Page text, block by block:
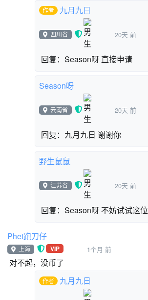
作者 九月九日
四川省 20天 前
回复：Season呀 直接申请
Season呀
云南省 20天 前
回复：九月九日 谢谢你
野生鼠鼠
江苏省 20天 前
回复：Season呀 不妨试试这位
Phet跑刀仔
上海 VIP 1个月 前
对不起，没币了
作者 九月九日